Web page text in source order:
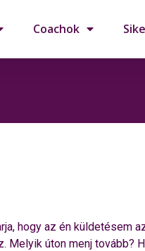
Coachok
hogy az én küldetésem
úton menj tovább?